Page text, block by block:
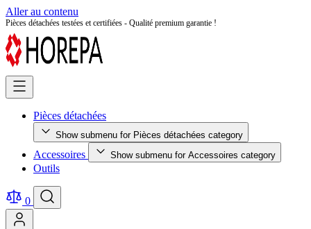
Aller au contenu
Pièces détachées testées et certifiées - Qualité premium garantie !
Pièces détachées
Show submenu for Pièces détachées category
Accessoires Show submenu for Accessoires category
Outils
0